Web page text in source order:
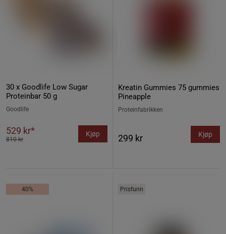
30 x Goodlife Low Sugar
Proteinbar 50 g
Goodlife
529 kr*
810 kr
Kjøp
Kreatin Gummies 75 gummies
Pineapple
Proteinfabrikken
299 kr Kjøp
40% Prisfunn